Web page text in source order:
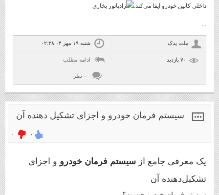
داخلی کابین خودرو ایفا می‌کند.
ملت یدک شنبه ۱۹ مهر ۰۴ ۰۲:۳۸
ادامه مطلب
۰ نظر
سیستم فرمان خودرو و اجزای تشکیل دهنده آن
۰ ۰
یک معرفی جامع از سیستم فرمان خودرو و اجزای
تشکیل‌دهنده آن